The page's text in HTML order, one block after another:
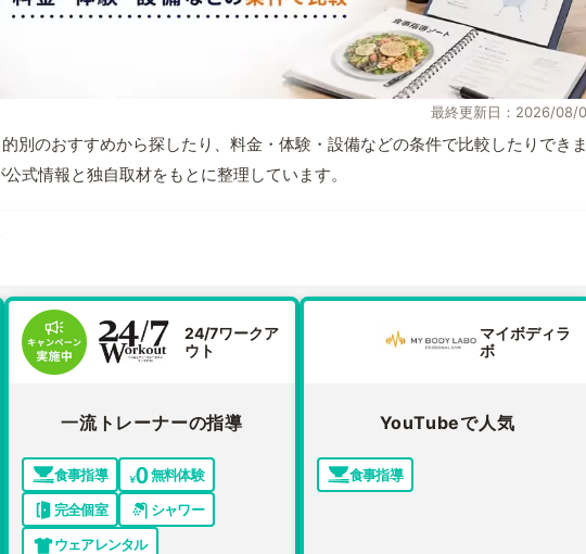
最終更新日：2026/08/
別のおすすめから探したり、料金・体験・設備などの条件で比較したりでき
式情報と独自取材をもとに整理しています。
24/7ワークア
ウト
一流トレーナーの指導
食事指導
無料体験
完全個室
シャワー
ウェアレンタル
マイボディラ
ボ
YouTubeで人気
食事指導